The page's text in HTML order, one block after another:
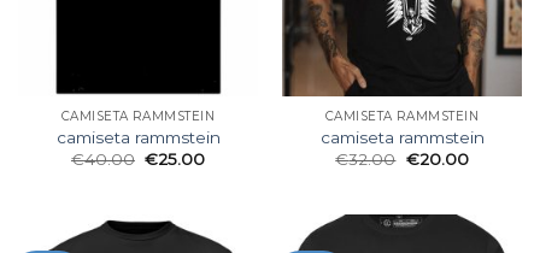
CAMISETA RAMMSTEIN
camiseta rammstein
€40.00 €25.00
CAMISETA RAMMSTEIN
camiseta rammstein
€32.00 €20.00